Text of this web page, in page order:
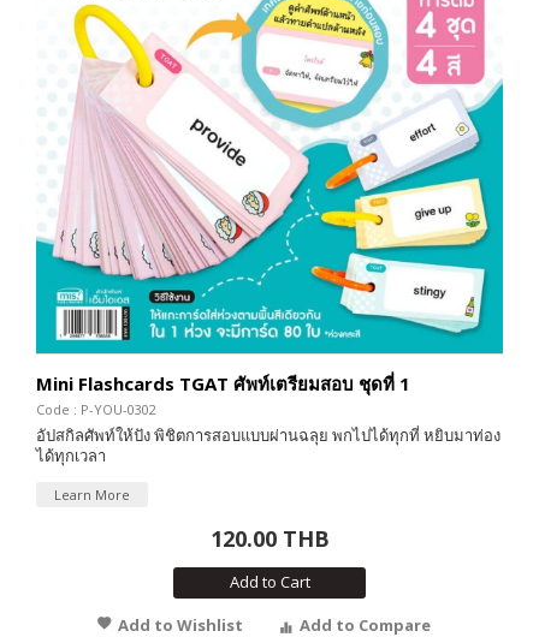
Mini Flashcards TGAT ศัพท์เตรียมสอบ ชุดที่ 1
Code : P-YOU-0302
อัปสกิลศัพท์ให้ปัง พิชิตการสอบแบบผ่านฉลุย พกไปได้ทุกที่ หยิบมาท่อง
ได้ทุกเวลา
Learn More
120.00 THB
Add to Cart
Add to Wishlist
Add to Compare